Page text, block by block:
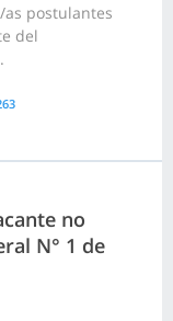
as postulantes
del
no
N° 1 de